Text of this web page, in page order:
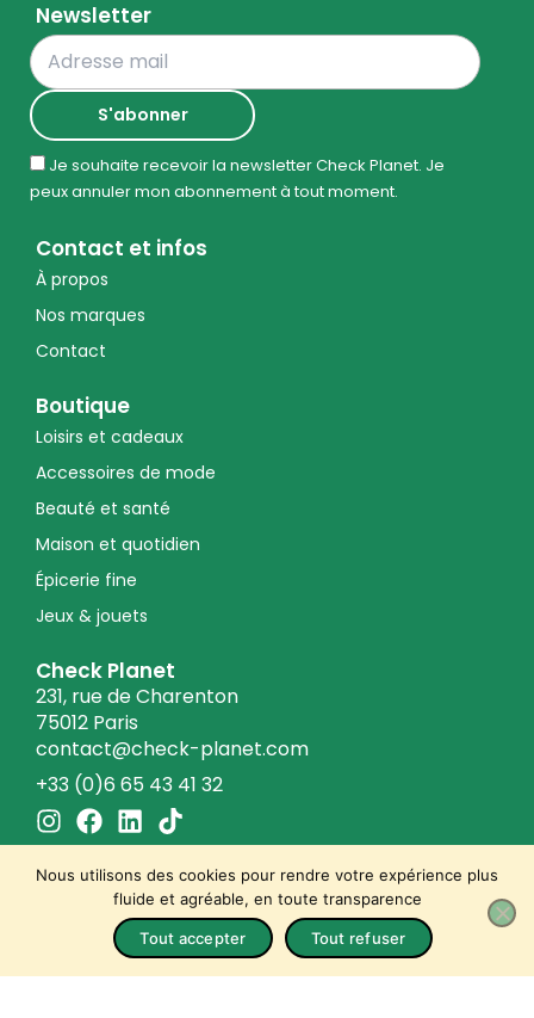
Check Planet
231, rue de Charenton
75012 Paris
contact@check-planet.com
+33 (0)6 65 43 41 32
I
n
s
r
F
a
c
o
L
i
n
k
e
d
i
T
i
k
t
o
k
Boutique
Loisirs et cadeaux
Accessoires de mode
Beauté et santé
Maison et quotidien
Épicerie fine
Jeux & jouets
Contact et infos
À propos
Nos marques
Contact
Newsletter
Je souhaite recevoir la newsletter Check Planet. Je
peux annuler mon abonnement à tout moment.
© 2026 Check Planet
Conditions générales de vente
Politique de confidentialité
Nous utilisons des cookies pour rendre votre expérience plus
fluide et agréable, en toute transparence
Tout accepter Tout refuser